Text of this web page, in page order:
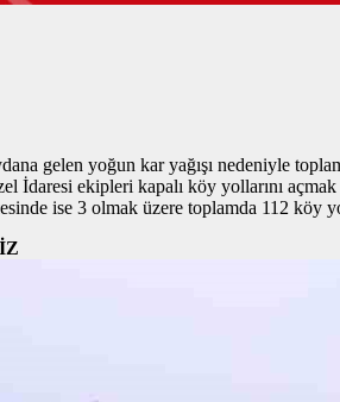
gelen yoğun kar yağışı nedeniyle
İdaresi ekipleri kapalı köy yollarını
ise 3 olmak üzere toplamda 112 köy